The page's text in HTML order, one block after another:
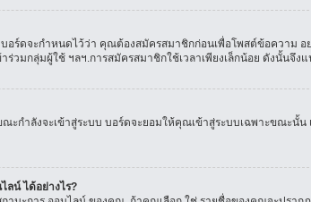
อร์ดจะกำหนดไว้ว่า คุณต้องสมัครสมาชิกก่อนเพื่อโพสต์ข้อความ
ร่วมกลุ่มผู้ใช้ ฯลฯ.การสมัครสมาชิกใช้เวลาเพียงเล็กน้อย ดังนั้นจึ
กำลังจะเข้าสู่ระบบ บอร์ดจะยอมให้คุณเข้าสู่ระบบเฉพาะขณะ
ลน์ ได้อย่างไร?